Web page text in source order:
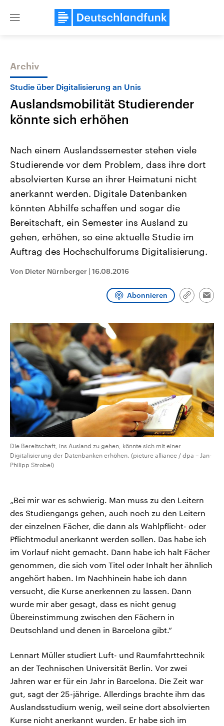
Close
Themen
USA
Aktuelle Beiträge, Analysen und
Hintergründe
Wirtschaftlich und militärisch
gehören die Vereinigten Staaten zu
den mächtigsten Ländern der Erde,
mit großem Einfluss auf das
Nahostkonflikt
Aktuelle Lage und
Der Überfall der
Terrororganisation Hamas
Oktober 2023 auf Israel
Region wieder die Gewalt
Israel möchte die Hamas
Libanon vom Iran
Sendungen Programm Podcasts
Archiv
Studie über Digitalisierung an Unis
Auslandsmobilität Studierender
könnte sich erhöhen
Nach einem Auslandssemester stehen viele
Studierende vor dem Problem, dass ihre dort
absolvierten Kurse an ihrer Heimatuni nicht
anerkannt werden. Digitale Datenbanken
könnten Abhilfe schaffen und sogar die
Bereitschaft, ein Semester ins Ausland zu
gehen, erhöhen, so eine aktuelle Studie im
Auftrag des Hochschulforums Digitalisierung.
Von Dieter Nürnberger | 16.08.2016
Abonnieren
Link
Die Bereitschaft, ins Ausland zu gehen, könnte sich mit einer
Digitalisierung der Datenbanken erhöhen. (picture alliance / dpa – Jan-
Philipp Strobel)
„Bei mir war es schwierig. Man muss zu den Leitern
des Studiengangs gehen, auch noch zu den Leitern
der einzelnen Fächer, die dann als Wahlpflicht- oder
Pflichtmodul anerkannt werden sollen. Das habe ich
im Vorlauf nicht gemacht. Dann habe ich halt Fächer
genommen, die sich vom Titel oder Inhalt her ähnlich
angehört haben. Im Nachhinein habe ich dann
versucht, die Kurse anerkennen zu lassen. Dann
wurde mir aber gesagt, dass es nicht genug
Übereinstimmung zwischen den Fächern in
Deutschland und denen in Barcelona gibt.“
Lennart Müller studiert Luft- und Raumfahrttechnik
an der Technischen Universität Berlin. Vor zwei
Jahren war er für ein Jahr in Barcelona. Die Zeit war
gut, sagt der 25-jährige. Allerdings brachte ihm das
Auslandsstudium wenig, weil seine dort absolvierten
Kurse nicht anerkannt wurden. Er habe sich im